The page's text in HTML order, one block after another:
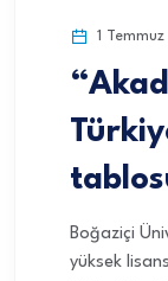
1
Boğaziçi
yüksek